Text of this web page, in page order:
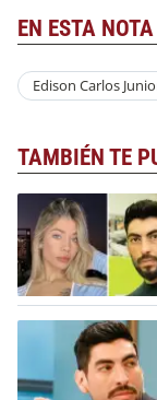
EN ESTA NOTA
Edison Carlos
TAMBIÉN TE